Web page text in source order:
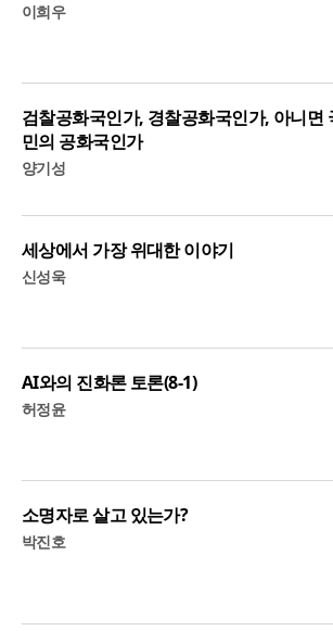
이희우
검찰공화국인가, 경찰공화국인가, 아니면
민의 공화국인가
양기성
세상에서 가장 위대한 이야기
신성욱
AI와의 진화론 토론(8-1)
허정윤
소명자로 살고 있는가?
박진호